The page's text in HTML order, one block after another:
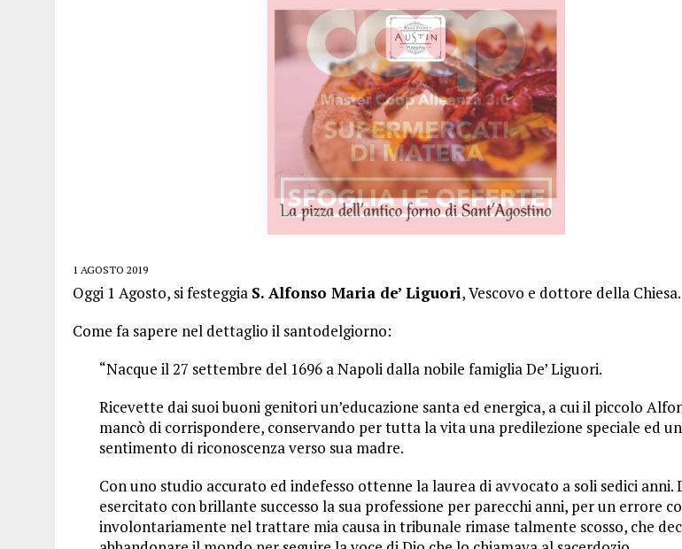
1 AGOSTO 2019
Oggi 1 Agosto, si festeggia S. Alfonso Maria de’ Liguori, Vescovo e dottore della Chiesa.
Come fa sapere nel dettaglio il santodelgiorno:
“Nacque il 27 settembre del 1696 a Napoli dalla nobile famiglia De’ Liguori.
Ricevette dai suoi buoni genitori un’educazione santa ed energica, a cui il piccolo
mancò di corrispondere, conservando per tutta la vita una predilezione speciale ed
sentimento di riconoscenza verso sua madre.
Con uno studio accurato ed indefesso ottenne la laurea di avvocato a soli sedici anni.
esercitato con brillante successo la sua professione per parecchi anni, per un errore
involontariamente nel trattare mia causa in tribunale rimase talmente scosso, che